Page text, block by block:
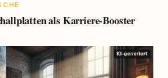
als Karriere-Booster